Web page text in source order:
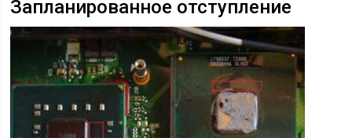
Запланированное отступление